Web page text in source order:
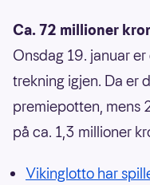
Ca. 72 millioner
Onsdag 19. januar
trekning igjen. Da er
premiepotten, mens
på ca. 1,3 millioner
Vikinglotto har